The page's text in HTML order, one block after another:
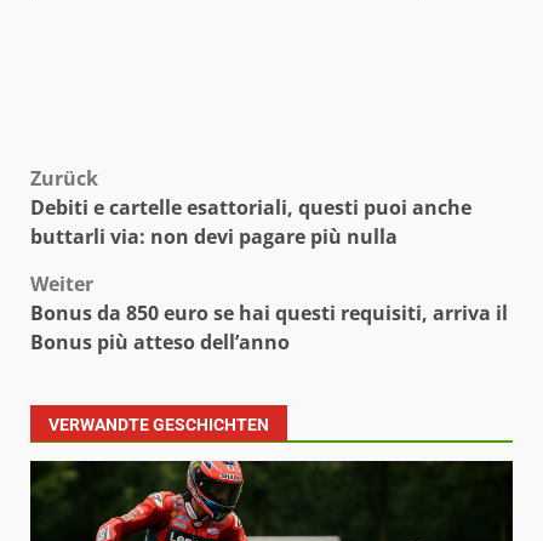
Beitragsnavigation
Zurück
Debiti e cartelle esattoriali, questi puoi anche
buttarli via: non devi pagare più nulla
Weiter
Bonus da 850 euro se hai questi requisiti, arriva il
Bonus più atteso dell’anno
VERWANDTE GESCHICHTEN